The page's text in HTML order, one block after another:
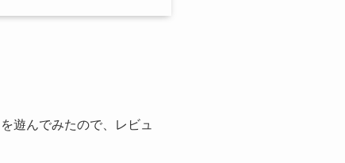
を遊んでみたので、レビュ